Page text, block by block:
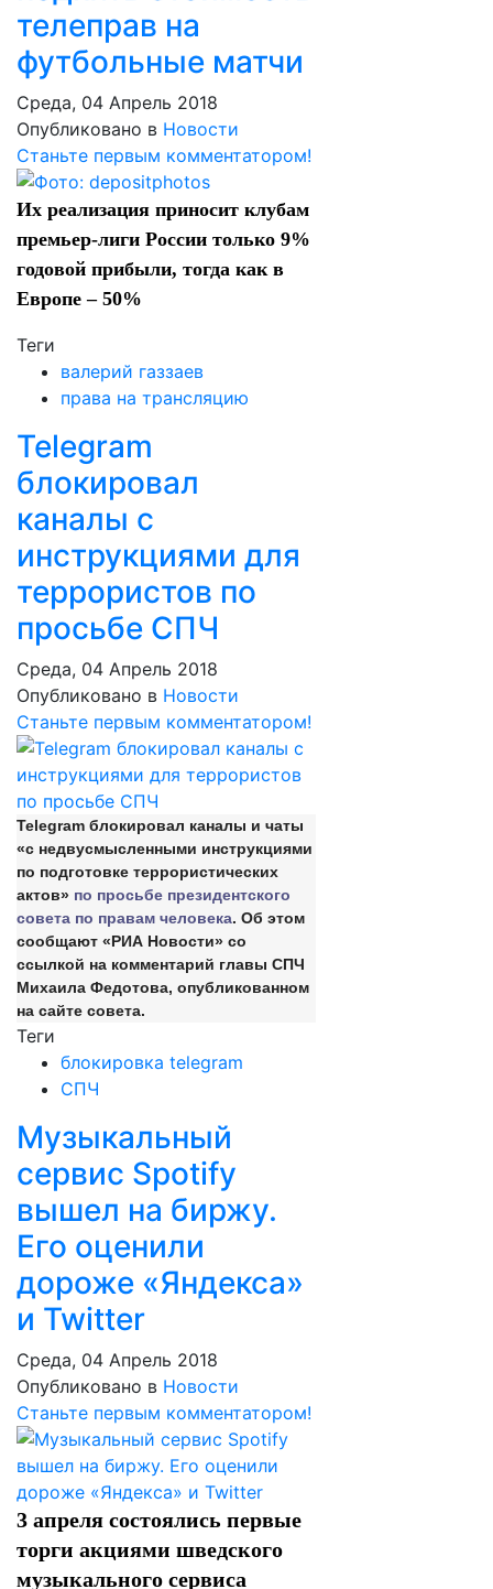
телеправ на
футбольные матчи
Среда, 04 Апрель 2018
Опубликовано в Новости
Станьте первым комментатором!
Их реализация приносит клубам
премьер-лиги России только 9%
годовой прибыли, тогда как в
Европе – 50%
Теги
валерий газзаев
права на трансляцию
Telegram
блокировал
каналы с
инструкциями для
террористов по
просьбе СПЧ
Среда, 04 Апрель 2018
Опубликовано в Новости
Станьте первым комментатором!
Telegram блокировал каналы и чаты
«с недвусмысленными инструкциями
по подготовке террористических
актов» по просьбе президентского
совета по правам человека. Об этом
сообщают «РИА Новости» со
ссылкой на комментарий главы СПЧ
Михаила Федотова, опубликованном
на сайте совета.
Теги
блокировка telegram
СПЧ
Музыкальный
сервис Spotify
вышел на биржу.
Его оценили
дороже «Яндекса»
и Twitter
Среда, 04 Апрель 2018
Опубликовано в Новости
Станьте первым комментатором!
3 апреля состоялись первые
торги акциями шведского
музыкального сервиса